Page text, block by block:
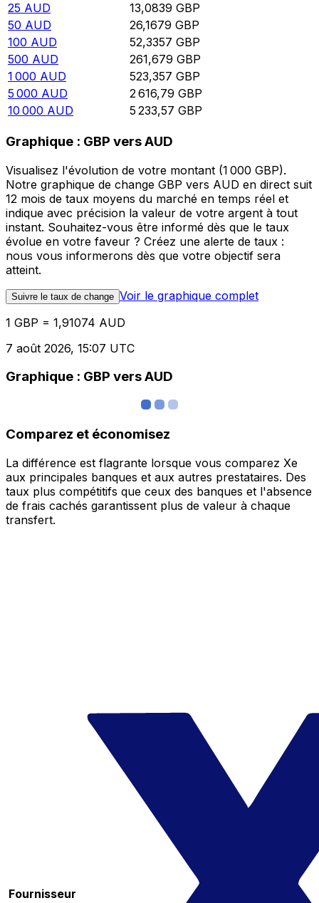
25 AUD 13,0839 GBP
50 AUD 26,1679 GBP
100 AUD 52,3357 GBP
500 AUD 261,679 GBP
1 000 AUD 523,357 GBP
5 000 AUD 2 616,79 GBP
10 000 AUD 5 233,57 GBP
Graphique : GBP vers AUD
Visualisez l'évolution de votre montant (1 000 GBP).
Notre graphique de change GBP vers AUD en direct suit
12 mois de taux moyens du marché en temps réel et
indique avec précision la valeur de votre argent à tout
instant. Souhaitez-vous être informé dès que le taux
évolue en votre faveur ? Créez une alerte de taux :
nous vous informerons dès que votre objectif sera
atteint.
Suivre le taux de change Voir le graphique complet
1 GBP = 1,91074 AUD
7 août 2026, 15:07 UTC
Graphique : GBP vers AUD
Comparez et économisez
La différence est flagrante lorsque vous comparez Xe
aux principales banques et aux autres prestataires. Des
taux plus compétitifs que ceux des banques et l'absence
de frais cachés garantissent plus de valeur à chaque
transfert.
Fournisseur